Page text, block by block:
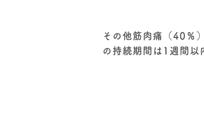
その他筋肉痛（40％
の持続期間は1週間以